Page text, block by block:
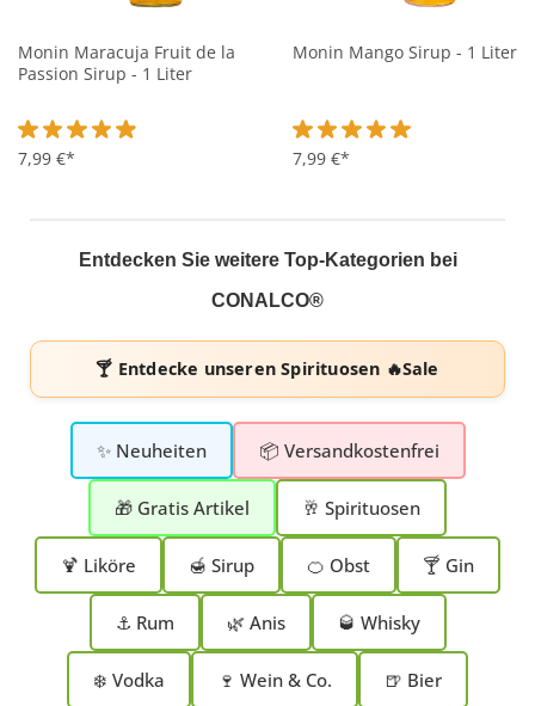
Monin Maracuja Fruit de la
Passion Sirup - 1 Liter
Durchschnittliche Bewertung von 4.9 von 5 Sternen
7,99 €*
Monin Mango Sirup - 1 Liter
Durchschnittliche
7,99 €*
Entdecken Sie weitere Top-Kategorien bei
CONALCO®
🍸 Entdecke unserenSpirituosen 🔥Sale
✨ Neuheiten 📦 Versandkostenfrei
🎁 Gratis Artikel 🥂 Spirituosen
🍹 Liköre 🍯 Sirup 🍊 Obst 🍸 Gin
⚓ Rum 🌿 Anis 🥃 Whisky
❄️ Vodka 🍷 Wein & Co. 🍺 Bier